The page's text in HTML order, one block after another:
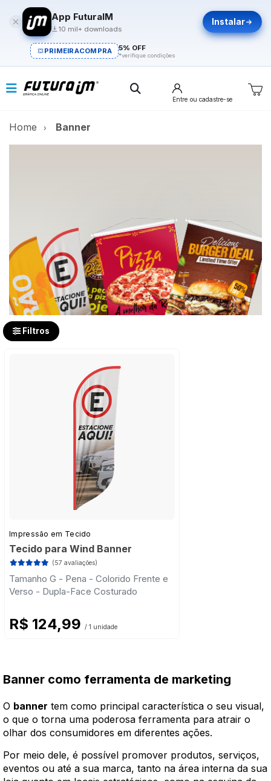
App FuturaIM
10 mil+ downloads
Instalar
PRIMEIRACOMPRA 5% OFF
*verifique condições
Entre ou cadastre-se
Home Banner
Filtros
Impressão em Tecido
Tecido para Wind Banner
(57 avaliações)
Tamanho G - Pena - Colorido Frente e
Verso - Dupla-Face Costurado
R$ 124,99 / 1 unidade
Banner como ferramenta de marketing
O banner tem como principal característica o seu visual,
o que o torna uma poderosa ferramenta para atrair o
olhar dos consumidores em diferentes ações.
Por meio dele, é possível promover produtos, serviços,
eventos ou até a sua marca, tanto na área interna da sua